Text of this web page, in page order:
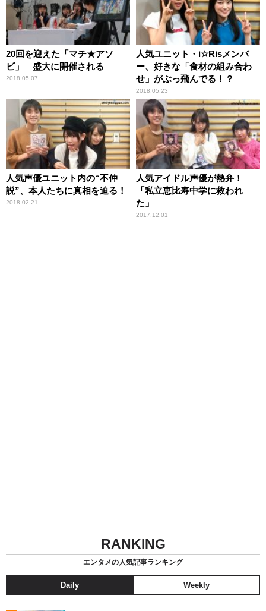
20回を迎えた「マチ★アソ
ビ」 盛大に開催される
2018.05.07
人気ユニット・i☆Risメンバ
ー、好きな「食材の組み合わ
せ」がぶっ飛んでる！？
2018.05.23
人気声優ユニット内の“不仲
説”、本人たちに真相を迫る！
2018.02.21
人気アイドル声優が熱弁！
「私立恵比寿中学に救われ
た」
2017.12.01
RANKING
エンタメの人気記事ランキング
Daily Weekly